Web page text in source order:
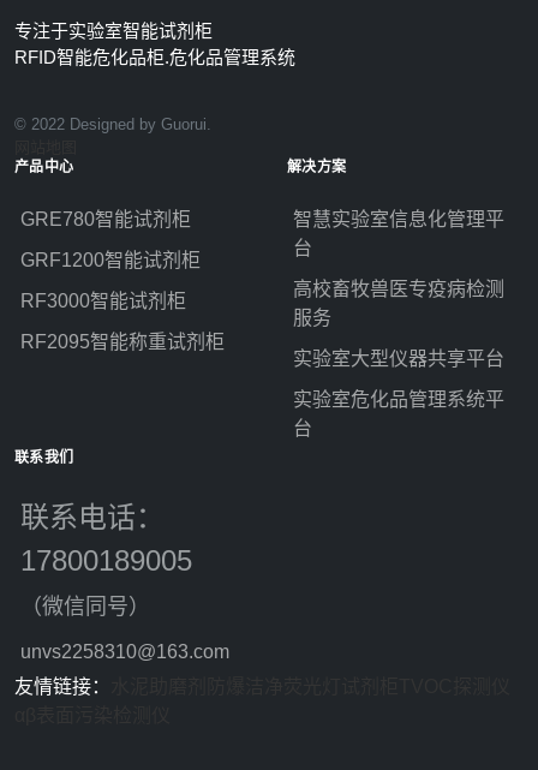
专注于实验室智能试剂柜
RFID智能危化品柜.危化品管理系统
© 2022 Designed by Guorui.
产品中心
GRE780智能试剂柜
GRF1200智能试剂柜
RF3000智能试剂柜
RF2095智能称重试剂柜
解决方案
智慧实验室信息化管理平
台
高校畜牧兽医专疫病检测
服务
实验室大型仪器共享平台
实验室危化品管理系统平
台
联系我们
联系电话：
17800189005
（微信同号）
unvs2258310@163.com
友情链接：